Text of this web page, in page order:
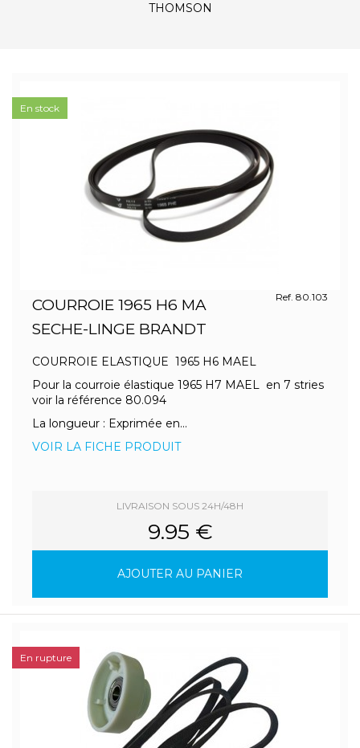
THOMSON
COURROIE 1965 H6 MA
SECHE-LINGE BRANDT
Ref. 80.103
COURROIE ELASTIQUE 1965 H6 MAEL
Pour la courroie élastique 1965 H7 MAEL en 7 stries
voir la référence 80.094
La longueur : Exprimée en...
VOIR LA FICHE PRODUIT
LIVRAISON SOUS 24H/48H
9.95 €
AJOUTER AU PANIER
En stock
En rupture